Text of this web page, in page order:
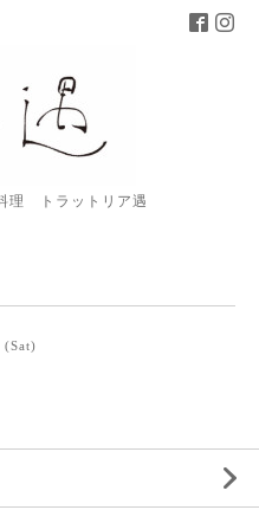
理 トラットリア遇
(Sat)